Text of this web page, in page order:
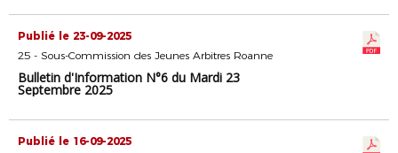
Publié le 23-09-2025
25 - Sous-Commission des Jeunes Arbitres Roanne
Bulletin d'Information N°6 du Mardi 23
Septembre 2025
Publié le 16-09-2025